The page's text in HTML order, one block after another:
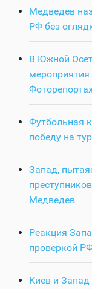
Медведев
РФ без
В Южной
Футбольная
победу на
Запад,
Медведев
Реакция
проверкой
Киев и